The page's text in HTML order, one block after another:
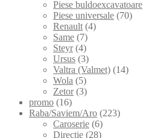
Piese buldoexcavatoare
Piese universale (70)
Renault (4)
Same (7)
Steyr (4)
Ursus (3)
Valtra (Valmet) (14)
Wola (5)
Zetor (3)
promo (16)
Raba/Saviem/Aro (223)
Caroserie (6)
Directie (28)